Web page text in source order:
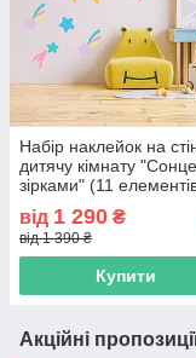
Набір наклейок на
дитячу кімнату "Сонце
зірками" (11
від 1 290 ₴
від 1 390 ₴
Купити
Акційні